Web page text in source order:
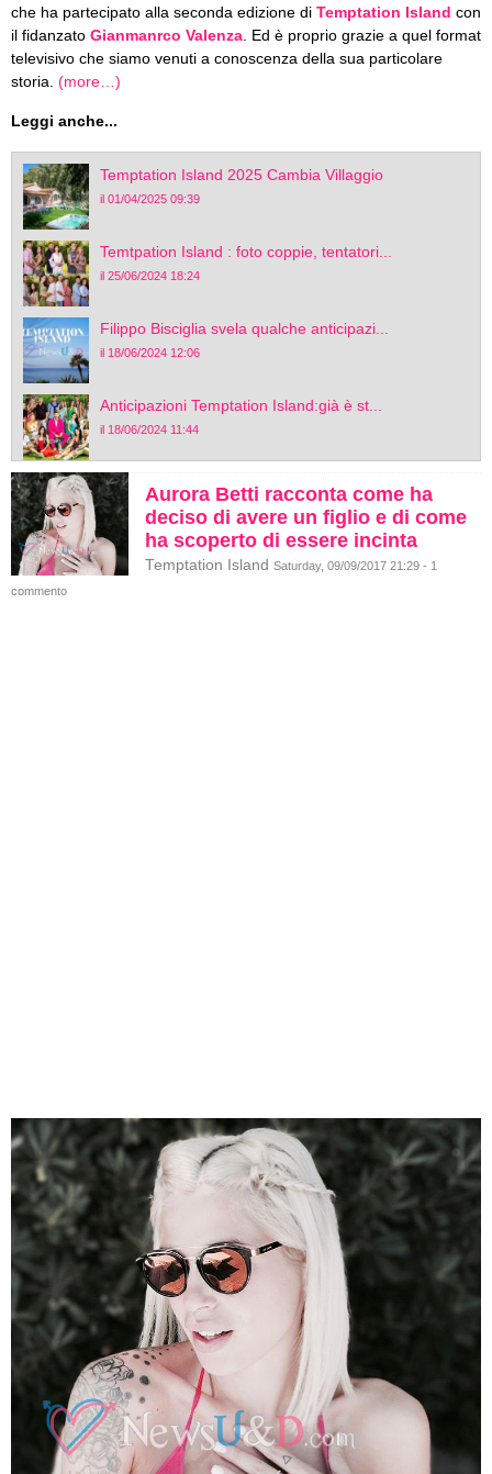
che ha partecipato alla seconda edizione di Temptation Island con
il fidanzato Gianmanrco Valenza . Ed è proprio grazie a quel format
televisivo che siamo venuti a conoscenza della sua particolare
storia. (more…)
Leggi anche...
Temptation Island 2025 Cambia Villaggio
il 01/04/2025 09:39
Temtpation Island : foto coppie, tentatori...
il 25/06/2024 18:24
Filippo Bisciglia svela qualche anticipazi...
il 18/06/2024 12:06
Anticipazioni Temptation Island:già è st...
il 18/06/2024 11:44
Aurora Betti racconta come ha
deciso di avere un figlio e di come
ha scoperto di essere incinta
Temptation Island Saturday, 09/09/2017 21:29 - 1
commento